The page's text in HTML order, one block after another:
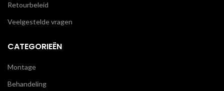
Retourbeleid
Veelgestelde vragen
CATEGORIEËN
Montage
Behandeling